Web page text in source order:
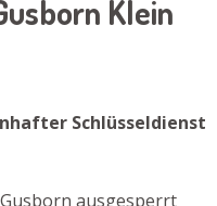
Klein
Schlüsseldienst
ausgesperrt